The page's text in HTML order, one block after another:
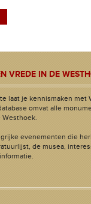
VREDE IN DE
laat je kennismaken met
omvat alle
Westhoek.
evenementen die
de musea,